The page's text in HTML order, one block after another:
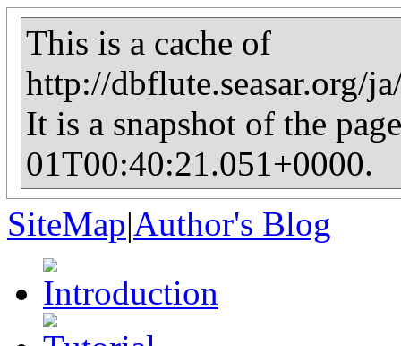
This is a cache of
http://dbflute.seasar.org/
It is a snapshot of the
01T00:40:21.051+0000.
SiteMap|Author's Blog